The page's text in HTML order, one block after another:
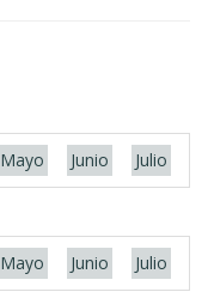
Mayo Junio Julio
Mayo Junio Julio